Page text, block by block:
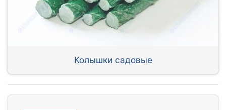
Колышки садовые